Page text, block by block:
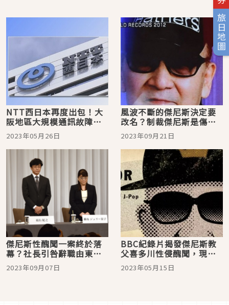
旅日地圖
NTT西日本再度出包！大
阪地區大規模通訊故障，
網民怨連緊急電話都不能
打
2023年05月26日
風波不斷的傑尼斯決定要
改名？制裁傑尼斯是傷害
偶像還是愛惜偶像？
2023年09月21日
傑尼斯性醜聞一案終於落
幕？社長引咎辭職由東山
紀之接棒
2023年09月07日
BBC紀錄片揭發傑尼斯教
父喜多川性侵醜聞，現任
社長終於公開發表聲明道
歉
2023年05月15日